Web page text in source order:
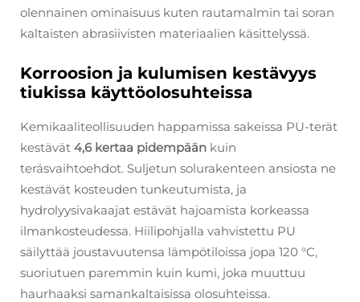
olennainen ominaisuus kuten rautamalmin tai soran
kaltaisten abrasiivisten materiaalien käsittelyssä.
Korroosion ja kulumisen kestävyys
tiukissa käyttöolosuhteissa
Kemikaaliteollisuuden happamissa sakeissa PU-terät
kestävät 4,6 kertaa pidempään kuin
teräsvaihtoehdot. Suljetun solurakenteen ansiosta ne
kestävät kosteuden tunkeutumista, ja
hydrolyysivakaajat estävät hajoamista korkeassa
ilmankosteudessa. Hiilipohjalla vahvistettu PU
säilyttää joustavuutensa lämpötiloissa jopa 120 °C,
suoriutuen paremmin kuin kumi, joka muuttuu
haurhaaksi samankaltaisissa olosuhteissa.